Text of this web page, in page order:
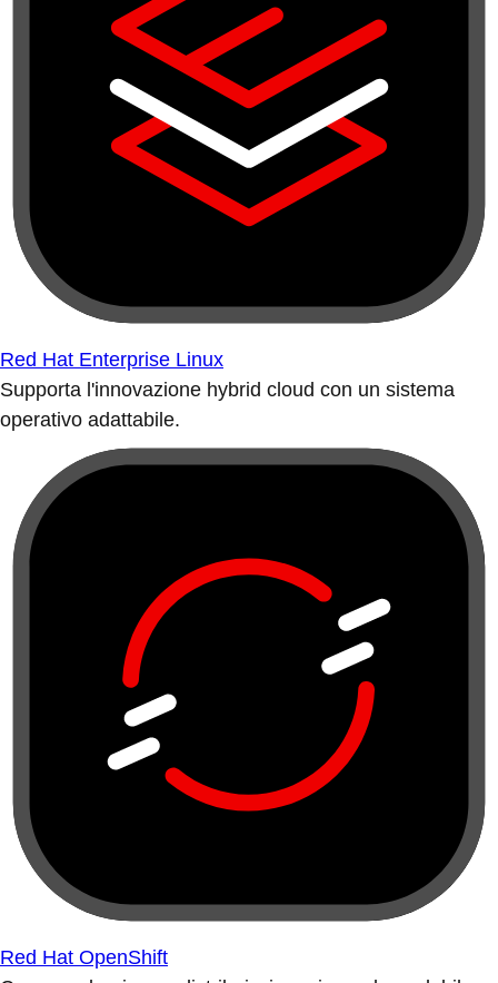
Red Hat Enterprise Linux
Supporta l'innovazione hybrid cloud con un sistema
operativo adattabile.
Red Hat OpenShift